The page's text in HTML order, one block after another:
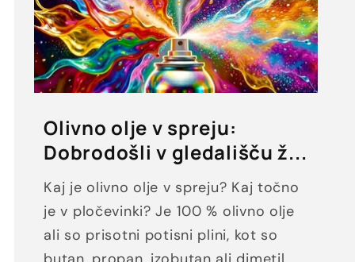
Olivno olje v spreju:
Dobrodošli v gledališču ž...
Kaj je olivno olje v spreju? Kaj točno
je v pločevinki? Je 100 % olivno olje
ali so prisotni potisni plini, kot so